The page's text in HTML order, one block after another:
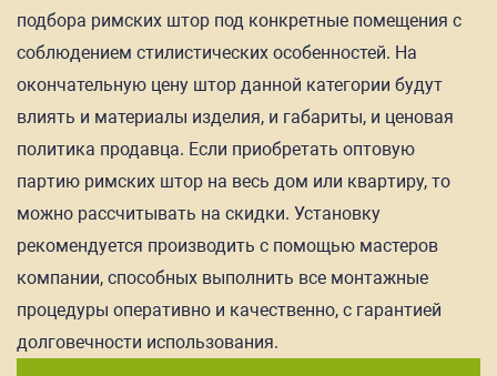
подбора римских штор под конкретные помещения с
соблюдением стилистических особенностей. На
окончательную цену штор данной категории будут
влиять и материалы изделия, и габариты, и ценовая
политика продавца. Если приобретать оптовую
партию римских штор на весь дом или квартиру, то
можно рассчитывать на скидки. Установку
рекомендуется производить с помощью мастеров
компании, способных выполнить все монтажные
процедуры оперативно и качественно, с гарантией
долговечности использования.